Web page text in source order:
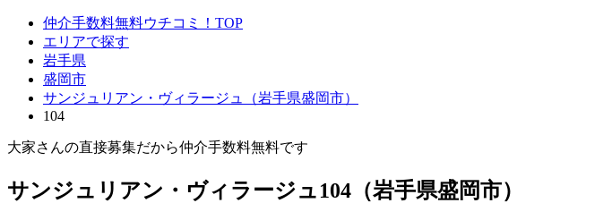
仲介手数料無料ウチコミ！TOP
エリアで探す
岩手県
盛岡市
サンジュリアン・ヴィラージュ（岩手県盛岡市）
104
大家さんの直接募集だから仲介手数料無料です
サンジュリアン・ヴィラージュ104（岩手県盛岡市）